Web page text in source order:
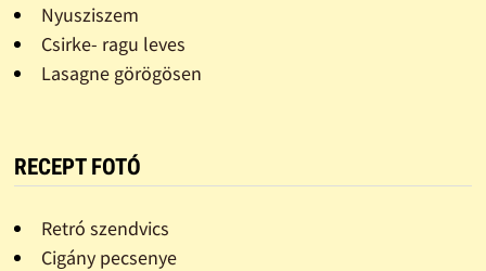
Nyusziszem
Csirke- ragu leves
Lasagne görögösen
RECEPT FOTÓ
Retró szendvics
Cigány pecsenye